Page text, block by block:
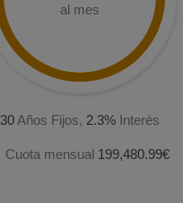
al mes
30Años Fijos, 2.3% Interés
Cuota mensual 199,480.99€